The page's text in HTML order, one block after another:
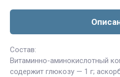
Состав:
Витаминно-аминокислотный
содержит глюкозу — 1 г;